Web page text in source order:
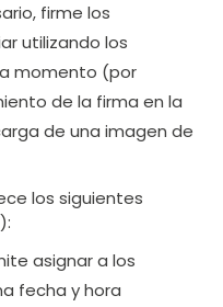
firme los
utilizando los
momento (por
de la firma en la
de una imagen de
los siguientes
asignar a los
fecha y hora